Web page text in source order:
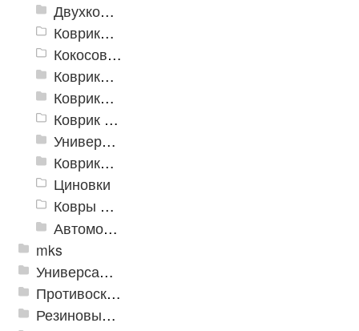
Двухкомпонентные коврики
Коврики на пенорезине
Кокосовые коврики
Коврики для ванн
Коврики и дорожки пористые (Лапша)
Коврик флокированный
Универсальные коврики
Коврики хлопковые
Циновки
Ковры для детской
Автомобильные коврики
mks
Универсальные модульные покрытия
Противоскользящая защита для лестниц, профили, ленты
Резиновые и ПВХ дорожки